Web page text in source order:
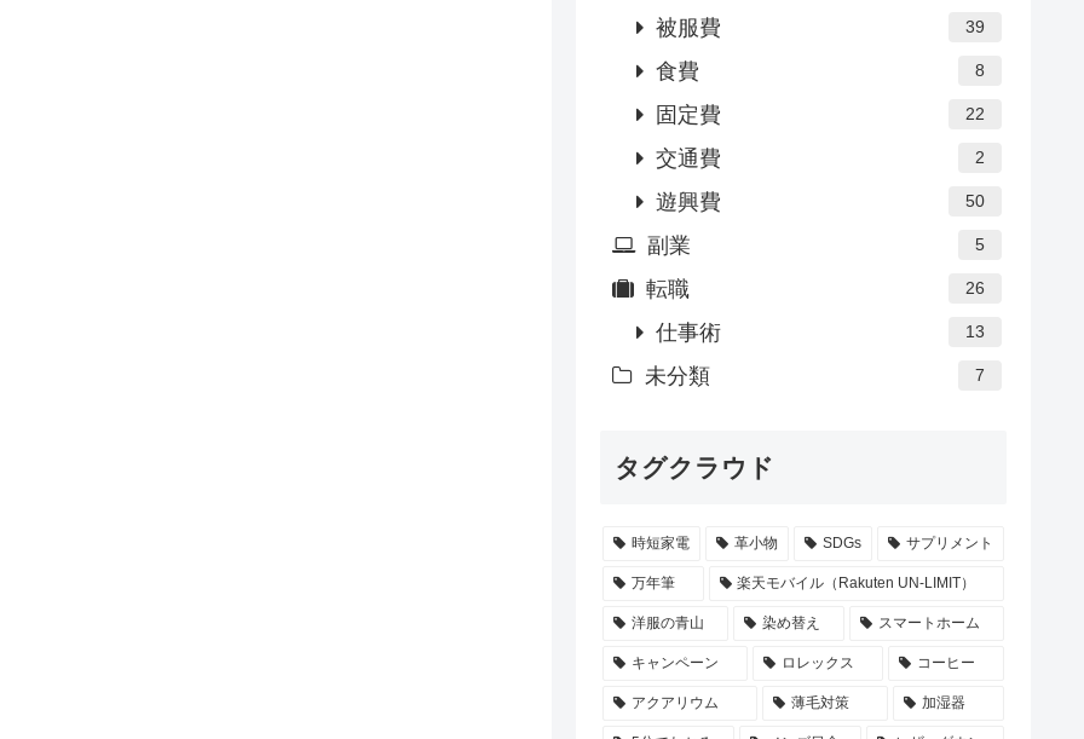
被服費 39
食費 8
固定費 22
交通費 2
遊興費 50
副業 5
転職 26
仕事術 13
未分類 7
タグクラウド
時短家電 革小物 SDGs サプリメント
万年筆 楽天モバイル（Rakuten UN-LIMIT）
洋服の青山 染め替え スマートホーム
キャンペーン ロレックス コーヒー
アクアリウム 薄毛対策 加湿器